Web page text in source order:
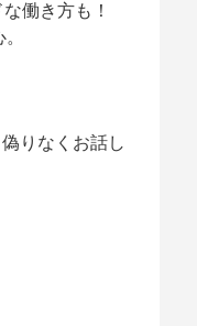
働き方も！
りなくお話し